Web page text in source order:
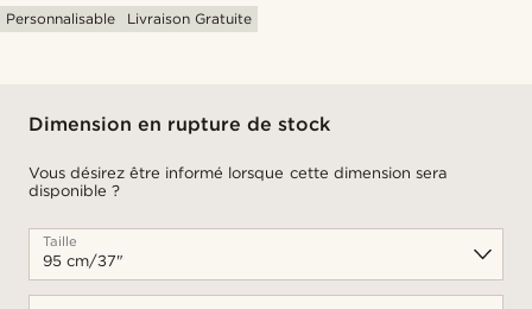
Personnalisable
Livraison Gratuite
Dimension en rupture de stock
Vous désirez être informé lorsque cette dimension sera
disponible ?
Taille